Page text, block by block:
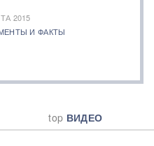
2015
И ФАКТЫ
top ВИДЕО